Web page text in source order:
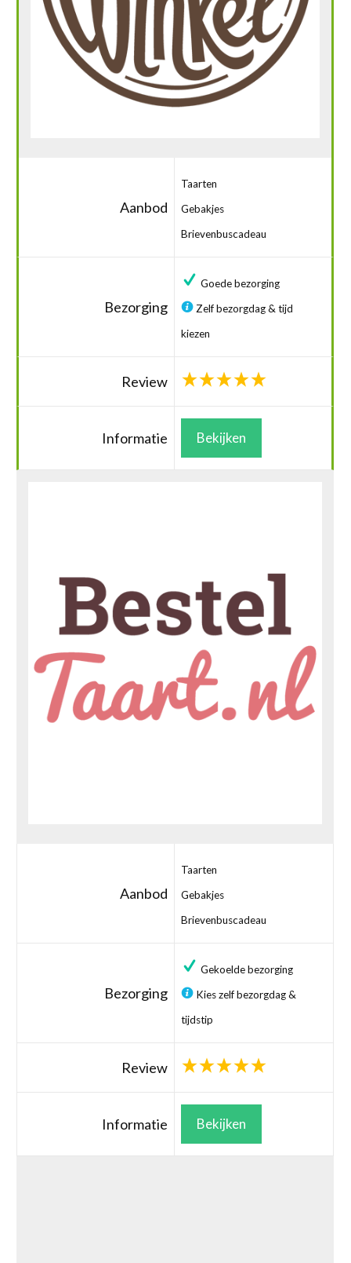
Aanbod
Taarten
Gebakjes
Brievenbuscadeau
Bezorging
Goede bezorging
Zelf bezorgdag & tijd
kiezen
Review
Informatie Bekijken
Aanbod
Taarten
Gebakjes
Brievenbuscadeau
Bezorging
Gekoelde bezorging
Kies zelf bezorgdag &
tijdstip
Review
Informatie Bekijken